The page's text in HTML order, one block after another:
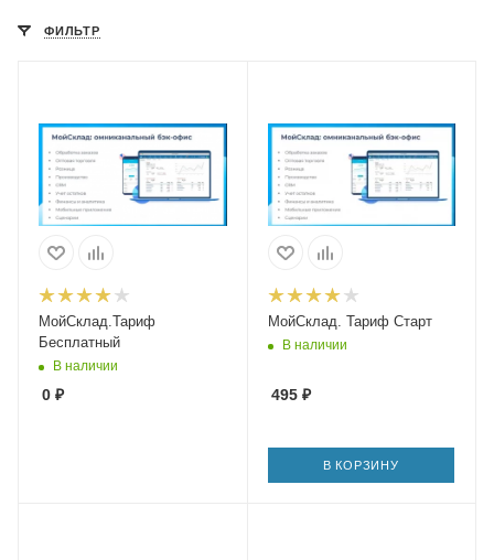
ФИЛЬТР
МойСклад.Тариф
Бесплатный
В наличии
0 ₽
МойСклад. Тариф Старт
В наличии
495₽
В КОРЗИНУ